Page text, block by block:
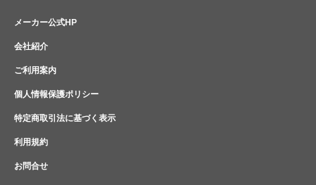
メーカー公式HP
会社紹介
ご利用案内
個人情報保護ポリシー
特定商取引法に基づく表示
利用規約
お問合せ